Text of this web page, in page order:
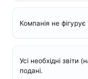
Компанія не фігурує
Усі необхідні звіти
подані.